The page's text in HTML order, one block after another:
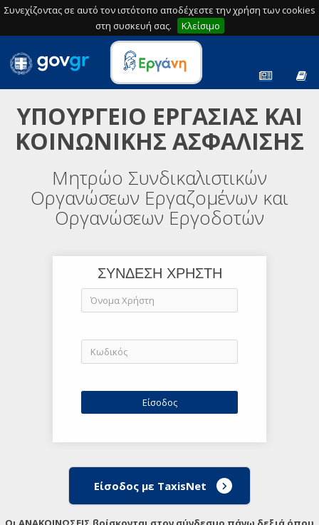
Συνεχίζοντας σε αυτό τον ιστότοπο αποδέχεστε την χρήση των cookies
στη συσκευή σας.
Κλείσιμο
ΥΠΟΥΡΓΕΙΟ ΕΡΓΑΣΙΑΣ ΚΑΙ
ΚΟΙΝΩΝΙΚΗΣ ΑΣΦΑΛΙΣΗΣ
Μητρώο Συνδικαλιστικών
Οργανώσεων Εργαζομένων και
Οργανώσεων Εργοδοτών
ΣΥΝΔΕΣΗ ΧΡΗΣΤΗ
Είσοδος με TaxisNet